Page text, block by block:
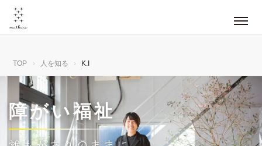
TOP › 人を知る › K.I
障がい福祉